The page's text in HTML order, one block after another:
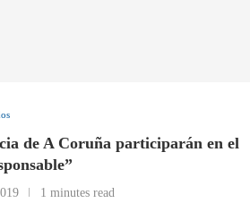
de A Coruña participarán en el
1 minutes read